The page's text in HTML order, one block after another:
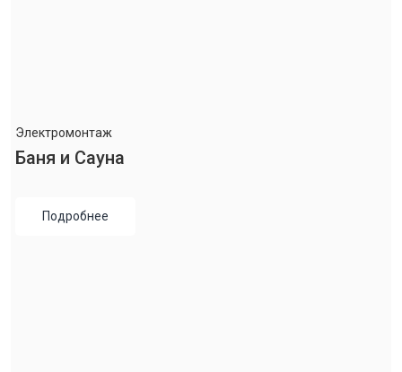
Электромонтаж
Баня и Сауна
Подробнее